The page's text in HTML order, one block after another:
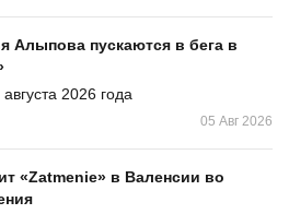
Алыпова пускаются в бега в
2026 года
05 Авг 2026
«Zatmenie» в Валенсии во